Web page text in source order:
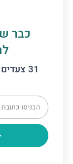
כבר
31 צעדים פשוטים שיעזרו לכם להצליח